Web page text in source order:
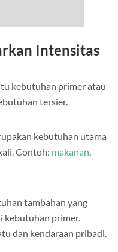
Intensitas
kebutuhan primer atau
tersier.
kebutuhan utama
Contoh: makanan,
tambahan yang
kebutuhan primer.
dan kendaraan pribadi.